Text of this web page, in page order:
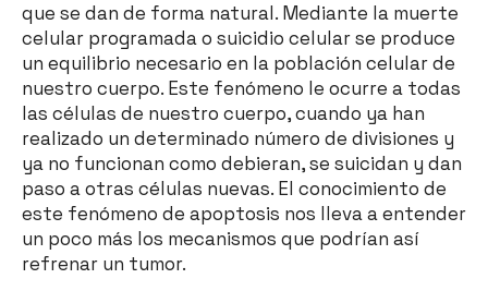
que se dan de forma natural. Mediante la muerte
celular programada o suicidio celular se produce
un equilibrio necesario en la población celular de
nuestro cuerpo. Este fenómeno le ocurre a todas
las células de nuestro cuerpo, cuando ya han
realizado un determinado número de divisiones y
ya no funcionan como debieran, se suicidan y dan
paso a otras células nuevas. El conocimiento de
este fenómeno de apoptosis nos lleva a entender
un poco más los mecanismos que podrían así
refrenar un tumor.